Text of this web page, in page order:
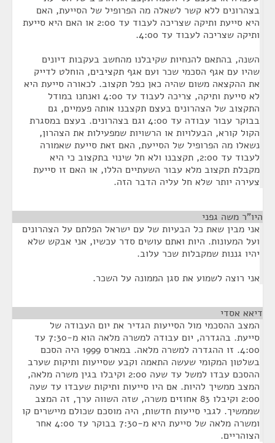
בצהרונים ללא קשר לשאלה מה הפרופיל של הסייעת, האם
היא סייעת ותיקה שצריכה לעבוד עד 2:00 או האם היא סייעת
ותיקה שצריכה לעבוד עד 4:00.
השנה, בהתאם להנחיות שקיבלנו מהחשב בעקבות דיונים
שהיו עם אגף הסכמי שכר ועם אגף תקציבים, הוחלט לדייק
את ההקצאה משום שהיה כאן כפל תקצוב. לכאורה סייעת היא
לא סייעת ותיקה, צריכה לעבוד עד 4:00 ואנחנו במודל
התקצוב של הצהרונים בעצם תקצבנו אותה פעמיים, גם
בבוקר עבור עבודה עד 4:00 וגם בצהרונים. בעצם במסגרת
הקול קורא, הבעלויות או הרשויות שמפעילות את הצהרון,
נשאלו מה הפרופיל של הסייעת, האם זאת סייעת שאמורה
לעבוד עד 2:00, תקצבנו ולא חל שינוי בתקצוב כי היא
מקבלת תקצוב מלא עבור השעתיים הללו, או האם זו סייעת
צעירה יותר שלא חל עליה הדבר הזה.
היו"ר משה גפני
אני מבין שאת כל הבעיות של עם ישראל הפלתם על הצהרונים
ועל המעונות. היות ואתם עושים סדר עכשיו, אני אבקש שלא
יהיו גננות שמקבלות שכר עלוב.
אני רוצה לשמוע את סגן הממונה על השכר.
דיאא אסדי
המצב ההסכמי מול הסייעות הגדיר את יום העבודה של
סייעת. בהגדרה, יום עבודה למשרה מלאה הוא מ-7:30 עד
4:00. זו ההגדרה למשרה מלאה. במארס 1999 היה הסכם
בשלטון המקומי שעשה התאמה וקבע שסייעות ותיקות שערב
ההסכם עבדו למשל עד שעה 2:00 וקיבלו בגין משרה מלאה,
המצב ממשיך להיות. אם היו סייעות ותיקות שעבדו עד שעה
2:00 וקיבלו 83 אחוזים משרה, שזה השווה ערך, זה המצב
שממשיך. לגבי סייעות חדשות, היה מוסכם שכולם מיישרים קו
ומשרה מלאה של סייעת היא מ-7:30 בבוקר עד 4:00 אחר
הצוהריים.